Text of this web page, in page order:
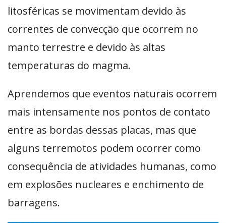
litosféricas se movimentam devido às
correntes de convecção que ocorrem no
manto terrestre e devido às altas
temperaturas do magma.
Aprendemos que eventos naturais ocorrem
mais intensamente nos pontos de contato
entre as bordas dessas placas, mas que
alguns terremotos podem ocorrer como
consequência de atividades humanas, como
em explosões nucleares e enchimento de
barragens.